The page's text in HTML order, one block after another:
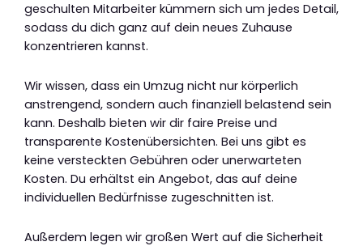
geschulten Mitarbeiter kümmern sich um jedes Detail,
sodass du dich ganz auf dein neues Zuhause
konzentrieren kannst.
Wir wissen, dass ein Umzug nicht nur körperlich
anstrengend, sondern auch finanziell belastend sein
kann. Deshalb bieten wir dir faire Preise und
transparente Kostenübersichten. Bei uns gibt es
keine versteckten Gebühren oder unerwarteten
Kosten. Du erhältst ein Angebot, das auf deine
individuellen Bedürfnisse zugeschnitten ist.
Außerdem legen wir großen Wert auf die Sicherheit